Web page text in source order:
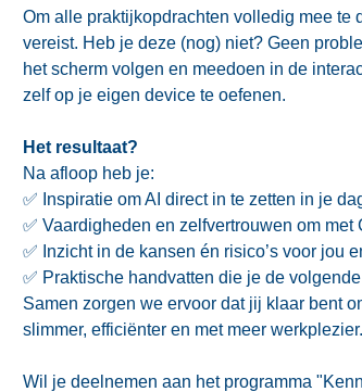
Om alle praktijkopdrachten volledig mee te
vereist. Heb je deze (nog) niet? Geen
het scherm volgen en meedoen in de
zelf op je eigen device te oefenen.
Het resultaat?
Na afloop heb je:
✅ Inspiratie om AI direct in te zetten in je
✅ Vaardigheden en zelfvertrouwen om met
✅ Inzicht in de kansen én risico’s voor jou
✅ Praktische handvatten die je de
Samen zorgen we ervoor dat jij klaar bent
slimmer, efficiënter en met meer werkplezier.
Wil je deelnemen aan het programma